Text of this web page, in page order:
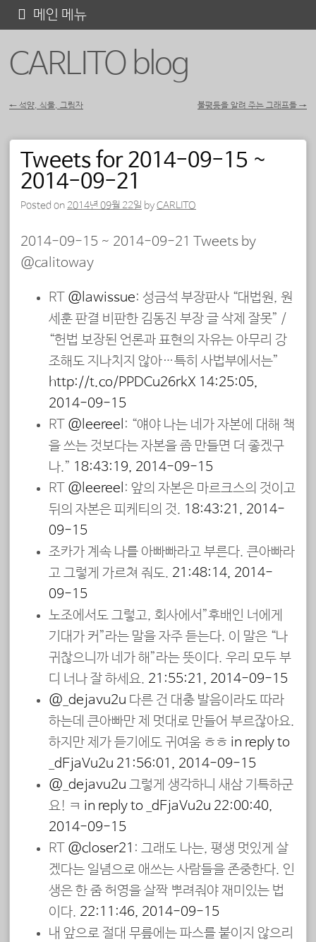
CARLITO blog
메인 메뉴
텐
← 석양, 식물, 그림자 불평등을 알려 주는 그래프들 →
Tweets for 2014-09-15 ~
2014-09-21
Posted on 2014년 09월 22일 byCARLITO
2014-09-15 ~ 2014-09-21 Tweets by
@calitoway
RT @lawissue: 성금석 부장판사 “대법원, 원
세훈 판결 비판한 김동진 부장 글 삭제 잘못” /
“헌법 보장된 언론과 표현의 자유는 아무리 강
조해도 지나치지 않아…특히 사법부에서는”
http://t.co/PPDCu26rkX 14:25:05,
2014-09-15
RT @leereel: “얘야 나는 네가 자본에 대해 책
을 쓰는 것보다는 자본을 좀 만들면 더 좋겠구
나.” 18:43:19, 2014-09-15
RT @leereel: 앞의 자본은 마르크스의 것이고
뒤의 자본은 피케티의 것. 18:43:21, 2014-
09-15
조카가 계속 나를 아빠빠라고 부른다. 큰아빠라
고 그렇게 가르쳐 줘도. 21:48:14, 2014-
09-15
노조에서도 그렇고, 회사에서”후배인 너에게
기대가 커”라는 말을 자주 듣는다. 이 말은 “나
귀찮으니까 네가 해”라는 뜻이다. 우리 모두 부
디 너나 잘 하세요. 21:55:21, 2014-09-15
@_dejavu2u 다른 건 대충 발음이라도 따라
하는데 큰아빠만 제 멋대로 만들어 부르잖아요.
하지만 제가 듣기에도 귀여움 ㅎㅎ in reply to
_dEjaVu2u 21:56:01, 2014-09-15
@_dejavu2u 그렇게 생각하니 새삼 기특하군
요! ㅋ in reply to _dEjaVu2u 22:00:40,
2014-09-15
RT @closer21 : 그래도 나는, 평생 멋있게 살
겠다는 일념으로 애쓰는 사람들을 존중한다. 인
생은 한 줌 허영을 살짝 뿌려줘야 재미있는 법
이다. 22:11:46, 2014-09-15
내 앞으로 절대 무릎에는 파스를 붙이지 않으리